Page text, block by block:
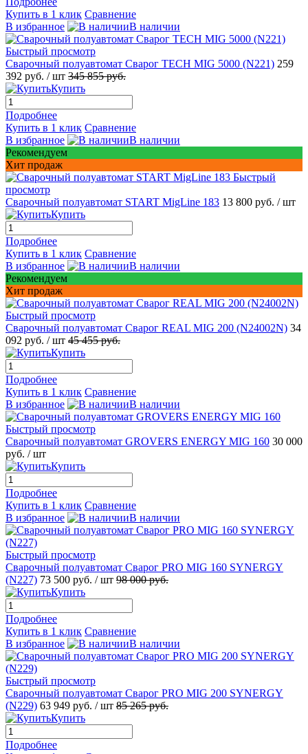
Купить в 1 клик Сравнение
В избранное
В наличии
Быстрый просмотр
Сварочный полуавтомат Сварог TECH MIG 5000 (N221) 259
392 руб. / шт 345 855 руб.
Купить
Подробнее
Купить в 1 клик Сравнение
В избранное
В наличии
Рекомендуем
Хит продаж
Быстрый
просмотр
Сварочный полуавтомат START MigLine 183 13 800 руб. / шт
Купить
Подробнее
Купить в 1 клик Сравнение
В избранное
В наличии
Рекомендуем
Хит продаж
Быстрый просмотр
Сварочный полуавтомат Сварог REAL MIG 200 (N24002N) 34
092 руб. / шт 45 455 руб.
Купить
Подробнее
Купить в 1 клик Сравнение
В избранное
В наличии
Быстрый просмотр
Сварочный полуавтомат GROVERS ENERGY MIG 160 30 000
руб. / шт
Купить
Подробнее
Купить в 1 клик Сравнение
В избранное
В наличии
Быстрый просмотр
Сварочный полуавтомат Сварог PRO MIG 160 SYNERGY
(N227) 73 500 руб. / шт 98 000 руб.
Купить
Подробнее
Купить в 1 клик Сравнение
В избранное
В наличии
Быстрый просмотр
Сварочный полуавтомат Сварог PRO MIG 200 SYNERGY
(N229) 63 949 руб. / шт 85 265 руб.
Купить
Подробнее